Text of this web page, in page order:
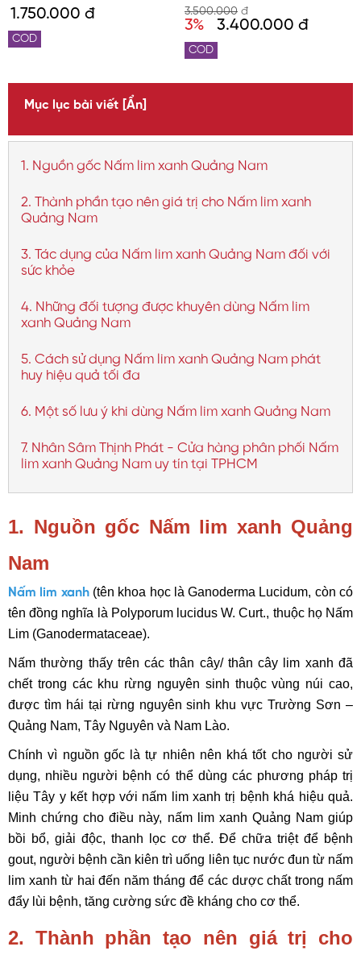
bịch 0,5kg
1.750.000 đ
COD
bịch 1kg
3.500.000 đ
3% 3.400.000 đ
COD
Mục lục bài viết [Ẩn]
1. Nguồn gốc Nấm lim xanh Quảng Nam
2. Thành phần tạo nên giá trị cho Nấm lim xanh
Quảng Nam
3. Tác dụng của Nấm lim xanh Quảng Nam đối với
sức khỏe
4. Những đối tượng được khuyên dùng Nấm lim
xanh Quảng Nam
5. Cách sử dụng Nấm lim xanh Quảng Nam phát
huy hiệu quả tối đa
6. Một số lưu ý khi dùng Nấm lim xanh Quảng Nam
7. Nhân Sâm Thịnh Phát - Cửa hàng phân phối Nấm
lim xanh Quảng Nam uy tín tại TPHCM
1. Nguồn gốc Nấm lim xanh Quảng
Nam
Nấm lim xanh(tên khoa học là Ganoderma Lucidum, còn có
tên đồng nghĩa là Polyporum lucidus W. Curt., thuộc họ Nấm
Lim (Ganodermataceae).
Nấm thường thấy trên các thân cây/ thân cây lim xanh đã
chết trong các khu rừng nguyên sinh thuộc vùng núi cao,
được tìm hái tại rừng nguyên sinh khu vực Trường Sơn –
Quảng Nam, Tây Nguyên và Nam Lào.
Chính vì nguồn gốc là tự nhiên nên khá tốt cho người sử
dụng, nhiều người bệnh có thể dùng các phương pháp trị
liệu Tây y kết hợp với nấm lim xanh trị bệnh khá hiệu quả.
Minh chứng cho điều này, nấm lim xanh Quảng Nam giúp
bồi bổ, giải độc, thanh lọc cơ thể. Để chữa triệt để bệnh
gout, người bệnh cần kiên trì uống liên tục nước đun từ nấm
lim xanh từ hai đến năm tháng để các dược chất trong nấm
đẩy lùi bệnh, tăng cường sức đề kháng cho cơ thể.
2. Thành phần tạo nên giá trị cho